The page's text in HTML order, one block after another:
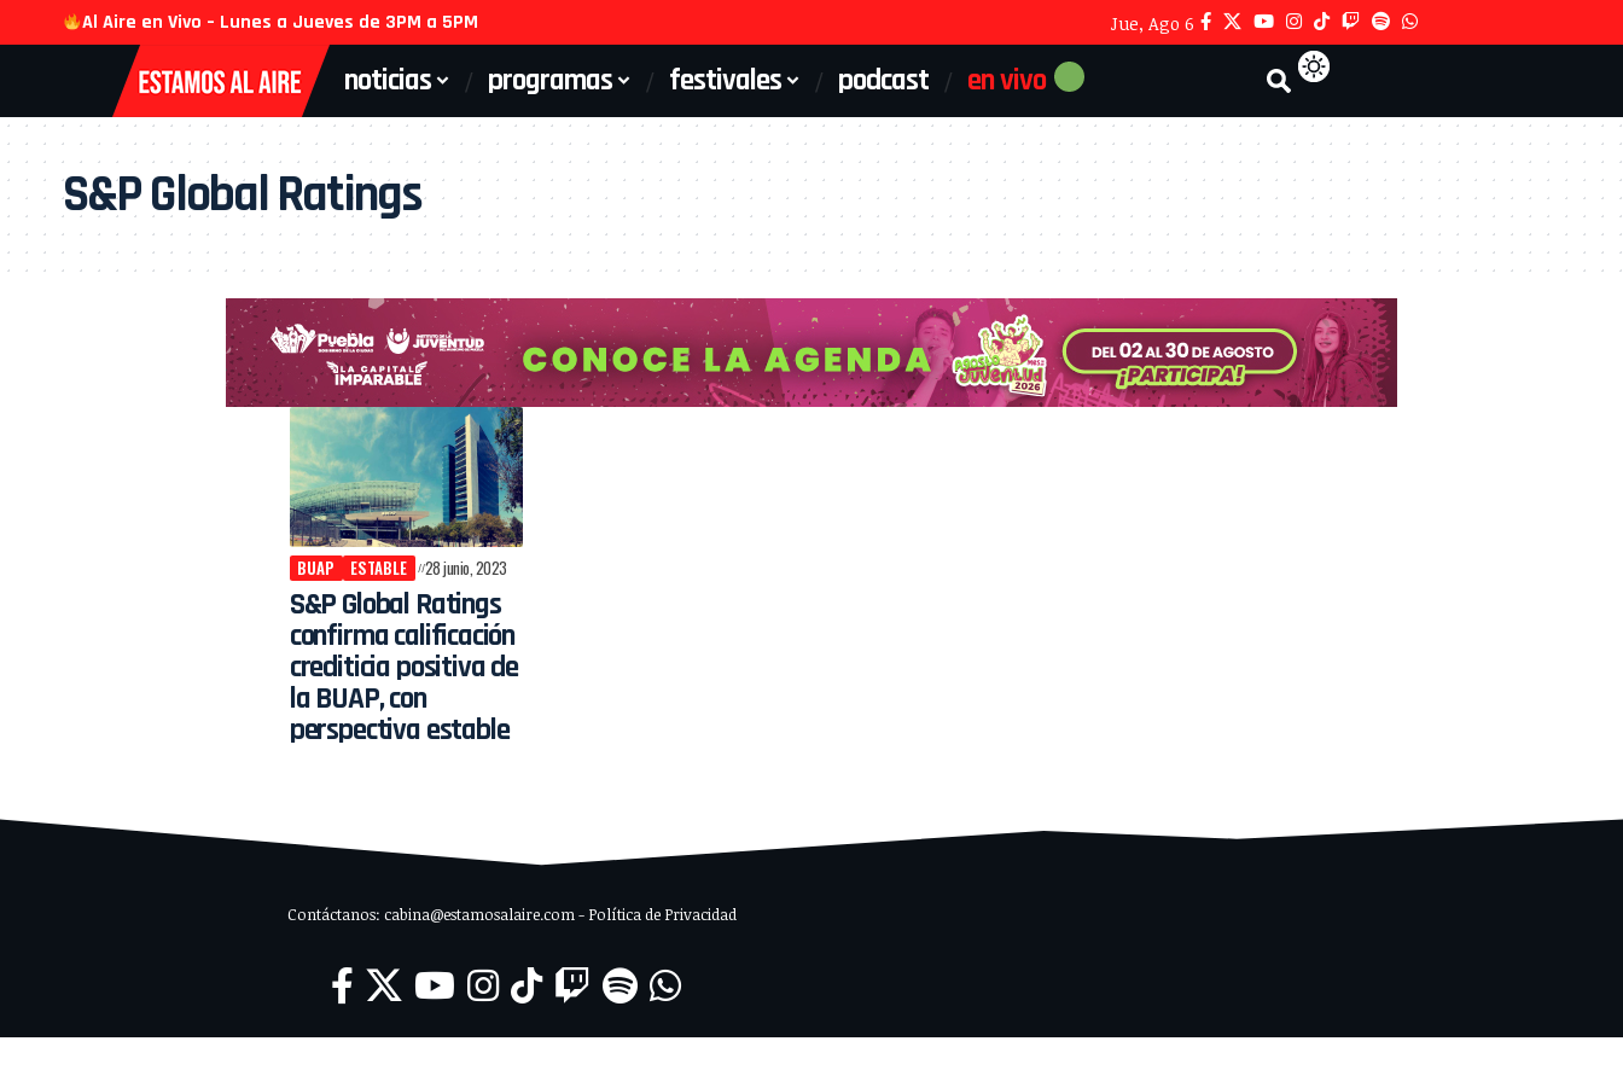
Al Aire en Vivo – Lunes a Jueves de 3PM a 5PM Jue, Ago 6
noticias programas festivales podcast en vivo
S&P Global Ratings
BUAP ESTABLE 28 junio, 2023
S&P Global Ratings
confirma calificación
crediticia positiva de
la BUAP, con
perspectiva estable
Contáctanos: cabina@estamosalaire.com - Política de Privacidad